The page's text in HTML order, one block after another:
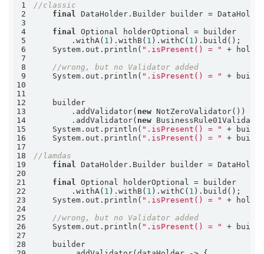
1
//classic
2
final
3
4
final
5
        .withA(
1 ).withB( 1 ).withC( 1
6
    System.out.println(
".isPresent() = "
7
8
//wrong, but no Validator added
9
    System.out.println(
".isPresent() = "
+
10
11
12
13
        .addValidator(
new
14
        .addValidator(
new
15
    System.out.println(
".isPresent() = "
+
16
    System.out.println(
".isPresent() = "
+
17
18
//lamdas
19
final
20
21
final
22
        .withA(
1 ).withB( 1 ).withC( 1
23
    System.out.println(
".isPresent() = "
24
25
//wrong, but no Validator added
26
    System.out.println(
".isPresent() = "
+
27
28